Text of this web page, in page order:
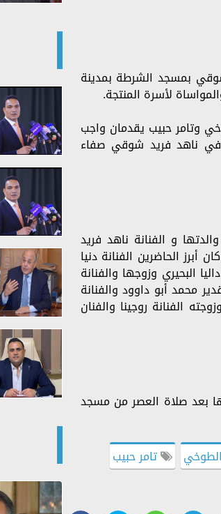
بمسجد الشرطة بمدينة
لأسرة المنتجة.
وتامر حبيب يقدمان واجب
في ناهد فريد شوقي صفاء
و الفنانة ناهد فريد
الحاضرين الفنانة دنيا
البحيري وزوجها والفنانة
محمد أبو داوود والفنانة
الفنانة روجينا والفنان
بعد صلاة العصر من مسجد
تامر حبيب